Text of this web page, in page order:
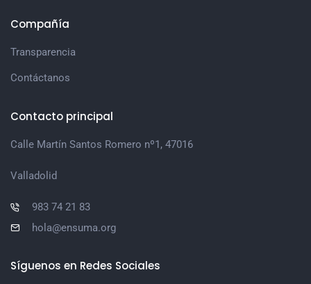
Compañía
Transparencia
Contáctanos
Contacto principal
Calle Martín Santos Romero nº1, 47016
Valladolid
983 74 21 83
hola@ensuma.org
Síguenos en Redes Sociales